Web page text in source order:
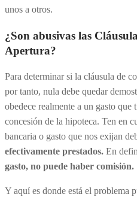
unos a otros.
¿Son abusivas las
Apertura?
Para determinar si la cláusula de
por tanto, nula debe quedar
obedece realmente a un gasto
concesión de la hipoteca. Ten en
bancaria o gasto que nos exijan
efectivamente prestados. En
gasto, no puede haber comisión.
Y aquí es donde está el problema